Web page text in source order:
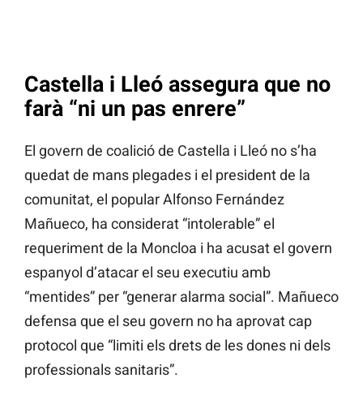
Castella i Lleó assegura que no
farà “ni un pas enrere”
El govern de coalició de Castella i Lleó no s’ha
quedat de mans plegades i el president de la
comunitat, el popular Alfonso Fernández
Mañueco, ha considerat “intolerable” el
requeriment de la Moncloa i ha acusat el govern
espanyol d’atacar el seu executiu amb
“mentides” per “generar alarma social”. Mañueco
defensa que el seu govern no ha aprovat cap
protocol que “limiti els drets de les dones ni dels
professionals sanitaris”.